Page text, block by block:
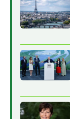
Para Arenas,
globais para
urgente definir
proteção dos
O ministro do
destacou os
que o país